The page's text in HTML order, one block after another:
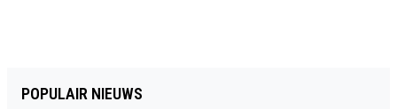
POPULAIR NIEUWS